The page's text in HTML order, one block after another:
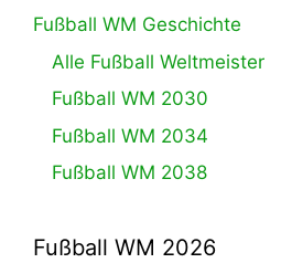
Fußball WM Geschichte
Alle Fußball Weltmeister
Fußball WM 2030
Fußball WM 2034
Fußball WM 2038
Fußball WM 2026